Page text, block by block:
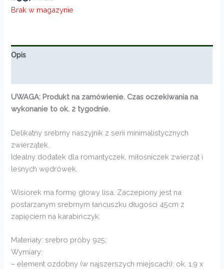
Brak w magazynie
Opis
UWAGA: Produkt na zamówienie. Czas oczekiwania na
wykonanie to ok. 2 tygodnie.
Delikatny srebrny naszyjnik z serii minimalistycznych
zwierzątek.
Idealny dodatek dla romantyczek, miłośniczek zwierząt i
leśnych wędrówek.
Wisiorek ma formę głowy lisa. Zaczepiony jest na
postarzanym srebrnym łańcuszku długości 45cm z
zapięciem na karabińczyk.
Materiały: srebro próby 925;
Wymiary:
– element ozdobny (w najszerszych miejscach): ok. 1,9 x